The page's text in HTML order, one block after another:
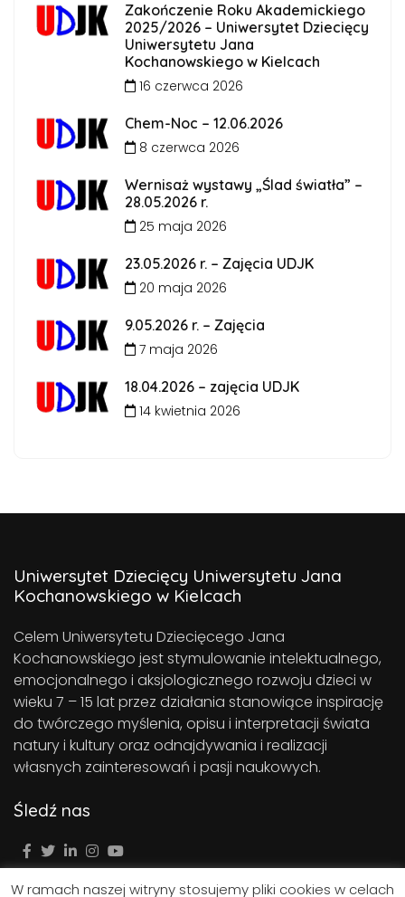
Zakończenie Roku Akademickiego
2025/2026 – Uniwersytet Dziecięcy
Uniwersytetu Jana
Kochanowskiego w Kielcach
16 czerwca 2026
Chem-Noc – 12.06.2026
8 czerwca 2026
Wernisaż wystawy „Ślad światła” –
28.05.2026 r.
25 maja 2026
23.05.2026 r. – Zajęcia UDJK
20 maja 2026
9.05.2026 r. – Zajęcia
7 maja 2026
18.04.2026 – zajęcia UDJK
14 kwietnia 2026
Uniwersytet Dziecięcy Uniwersytetu Jana
Kochanowskiego w Kielcach
Celem Uniwersytetu Dziecięcego Jana
Kochanowskiego jest stymulowanie intelektualnego,
emocjonalnego i aksjologicznego rozwoju dzieci w
wieku 7 – 15 lat przez działania stanowiące inspirację
do twórczego myślenia, opisu i interpretacji świata
natury i kultury oraz odnajdywania i realizacji
własnych zainteresowań i pasji naukowych.
Śledź nas
W ramach naszej witryny stosujemy pliki cookies w celach